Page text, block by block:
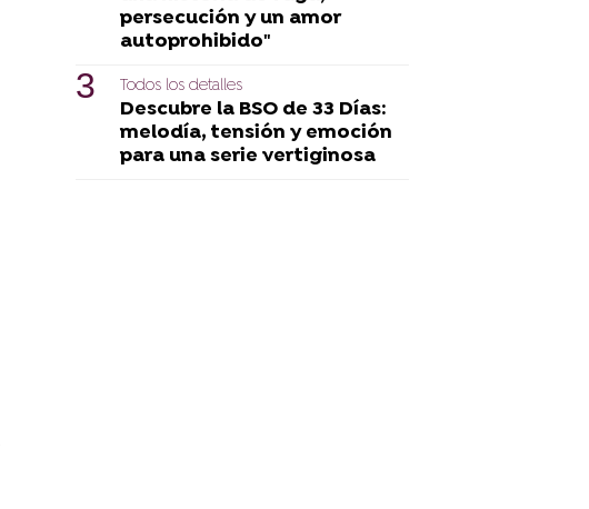
persecución y un amor
autoprohibido"
Todos los detalles
Descubre la BSO de 33 Días:
melodía, tensión y emoción
para una serie vertiginosa